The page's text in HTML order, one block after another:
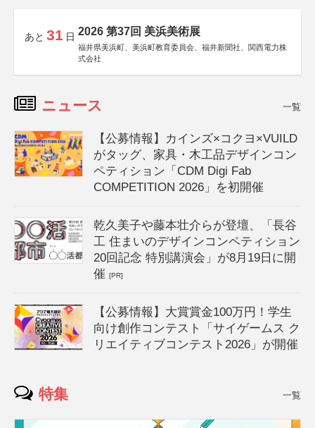
あと 31 日 2026 第37回 美浜美術展
福井県美浜町、美浜町教育委員会、福井新聞社、関西電力株
式会社
ニュース 一覧
【公募情報】カインズ×コクヨ×VUILD
がタッグ、家具・木工品デザインコン
ペティション「CDM Digi Fab
COMPETITION 2026」を初開催
乾久美子や藤本壮介らが登壇、「長谷
工 住まいのデザインコンペティション
20回記念 特別講演会」が8月19日に開
催[PR]
【公募情報】大賞賞金100万円！学生
向け創作コンテスト「サイゲームス ク
リエイティブコンテスト2026」が開催
特集 一覧